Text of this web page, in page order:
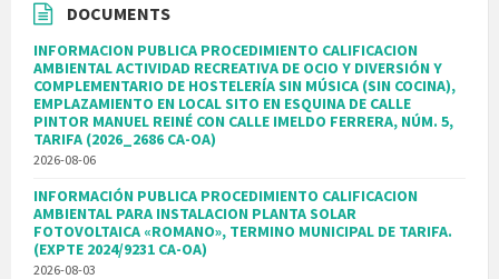
DOCUMENTS
INFORMACION PUBLICA PROCEDIMIENTO CALIFICACION
AMBIENTAL ACTIVIDAD RECREATIVA DE OCIO Y DIVERSIÓN Y
COMPLEMENTARIO DE HOSTELERÍA SIN MÚSICA (SIN COCINA),
EMPLAZAMIENTO EN LOCAL SITO EN ESQUINA DE CALLE
PINTOR MANUEL REINÉ CON CALLE IMELDO FERRERA, NÚM. 5,
TARIFA (2026_2686 CA-OA)
2026-08-06
INFORMACIÓN PUBLICA PROCEDIMIENTO CALIFICACION
AMBIENTAL PARA INSTALACION PLANTA SOLAR
FOTOVOLTAICA «ROMANO», TERMINO MUNICIPAL DE TARIFA.
(EXPTE 2024/9231 CA-OA)
2026-08-03